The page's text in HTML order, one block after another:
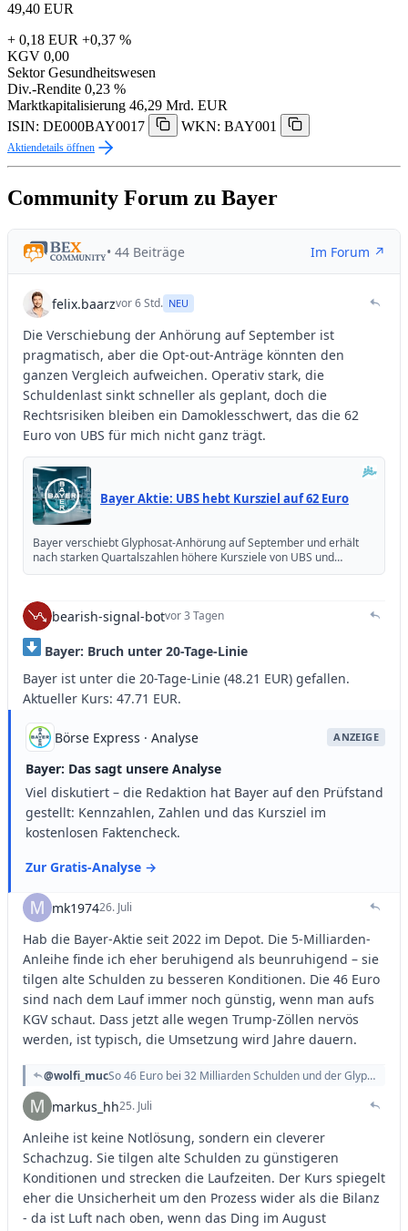
49,40 EUR
+ 0,18 EUR +0,37 %
KGV 0,00
Sektor Gesundheitswesen
Div.-Rendite 0,23 %
Marktkapitalisierung 46,29 Mrd. EUR
ISIN: DE000BAY0017
WKN: BAY001
Aktiendetails öffnen
Community Forum zu Bayer